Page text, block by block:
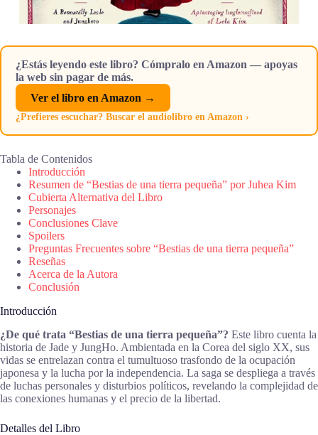
¿Estás leyendo este libro? Cómpralo en Amazon — apoyas
la web sin pagar de más.
Ver el libro en Amazon →
¿Prefieres escuchar? Buscar el audiolibro en Amazon ›
Tabla de Contenidos
Introducción
Resumen de “Bestias de una tierra pequeña” por Juhea Kim
Cubierta Alternativa del Libro
Personajes
Conclusiones Clave
Spoilers
Preguntas Frecuentes sobre “Bestias de una tierra pequeña”
Reseñas
Acerca de la Autora
Conclusión
Introducción
¿De qué trata “Bestias de una tierra pequeña”? Este libro cuenta la
historia de Jade y JungHo. Ambientada en la Corea del siglo XX, sus
vidas se entrelazan contra el tumultuoso trasfondo de la ocupación
japonesa y la lucha por la independencia. La saga se despliega a través
de luchas personales y disturbios políticos, revelando la complejidad de
las conexiones humanas y el precio de la libertad.
Detalles del Libro